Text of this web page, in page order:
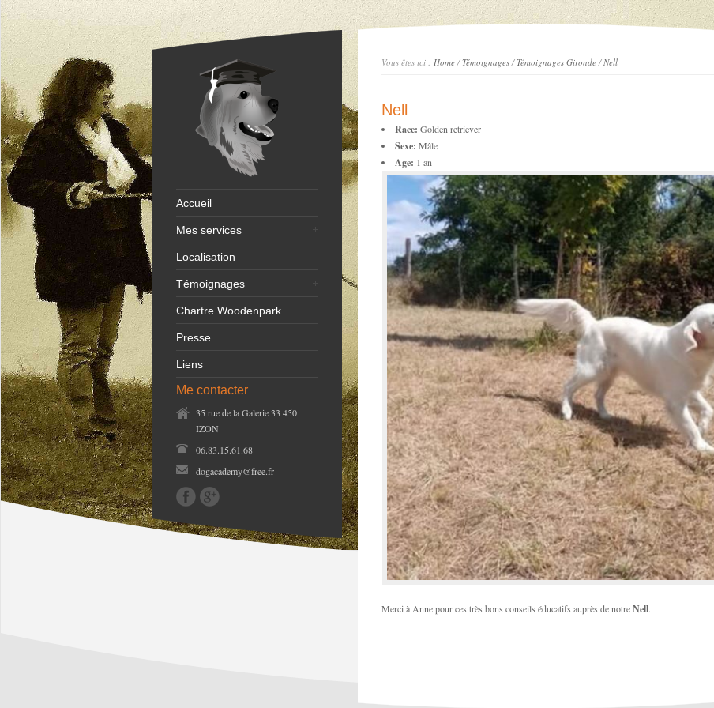
Vous êtes ici : Home/Témoignages/Témoignages Gironde/Nell
Nell
Race: Golden retriever
Sexe: Mâle
Age: 1 an
Merci à Anne pour ces très bons conseils éducatifs auprès de notreNell.
Accueil
Mes services
Localisation
Témoignages
Chartre Woodenpark
Presse
Liens
Me contacter
35 rue de la Galerie 33 450
IZON
06.83.15.61.68
dogacademy@free.fr